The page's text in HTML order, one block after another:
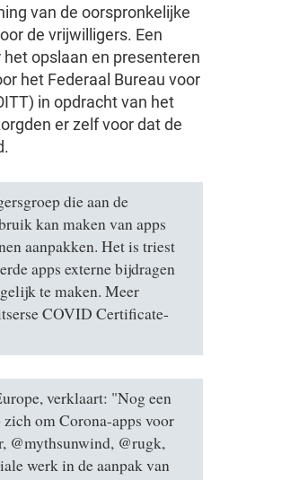
van de oorspronkelijke
de vrijwilligers. Een
opslaan en presenteren
het Federaal Bureau voor
in opdracht van het
er zelf voor dat de
die aan de
kan maken van apps
aanpakken. Het is triest
apps externe bijdragen
te maken. Meer
COVID Certificate-
verklaart: "Nog een
om Corona-apps voor
@mythsunwind, @rugk,
werk in de aanpak van